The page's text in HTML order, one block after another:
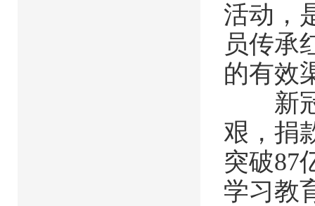
活动，
员传承
的有效
新冠
艰，捐
突破87
学习教